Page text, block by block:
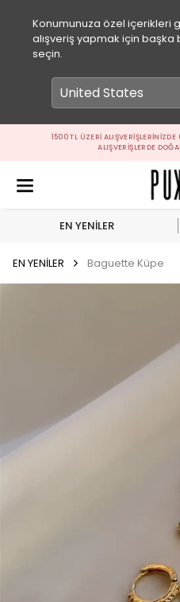
Konumunuza özel içerikleri
alışveriş yapmak için
seçin.
1500 TL ÜZERI
ALIŞVERIŞLERDE
EN YENİLER
EN YENİLER Baguette Küpe